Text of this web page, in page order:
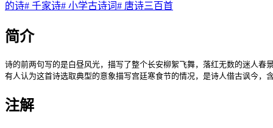
的诗# 千家诗# 小学古诗词# 唐诗三百首
简介
诗的前两句写的是白昼风光，描写了整个长安柳絮飞舞，落红无数的迷人
有人认为这首诗选取典型的意象描写宫廷寒食节的情况，是诗人借古讽今
注解